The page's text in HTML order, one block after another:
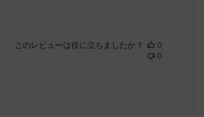
このレビューは役に立ちましたか？
0
0